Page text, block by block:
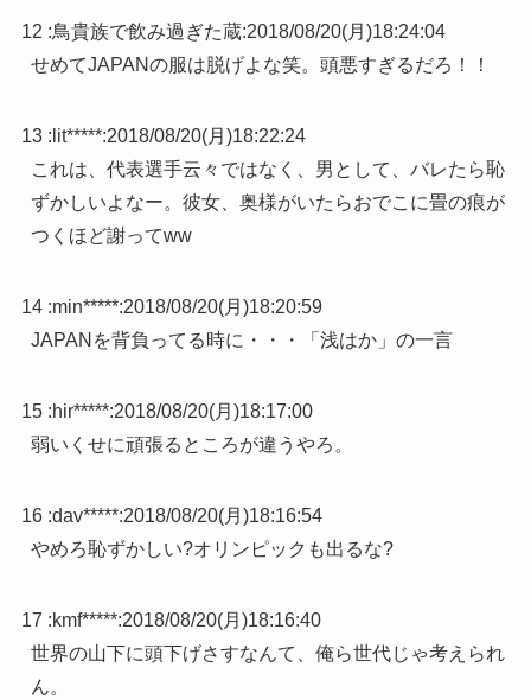
12 :鳥貴族で飲み過ぎた蔵:2018/08/20(月)18:24:04
せめてJAPANの服は脱げよな笑。頭悪すぎるだろ！！
13 : lit*****:2018/08/20(月)18:22:24
これは、代表選手云々ではなく、男として、バレたら恥
ずかしいよなー。彼女、奥様がいたらおでこに畳の痕が
つくほど謝ってww
14 :min*****:2018/08/20(月)18:20:59
JAPANを背負ってる時に・・・「浅はか」の一言
15 :hir*****:2018/08/20(月)18:17:00
弱いくせに頑張るところが違うやろ。
16 :dav*****:2018/08/20(月)18:16:54
やめろ恥ずかしい?オリンピックも出るな?
17 :kmf*****:2018/08/20(月)18:16:40
世界の山下に頭下げさすなんて、俺ら世代じゃ考えられ
ん。